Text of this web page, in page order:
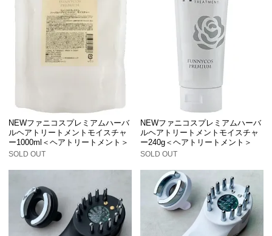
NEWファニコスプレミアムハーバ
ルヘアトリートメントモイスチャ
ー1000ml＜ヘアトリートメント＞
SOLD OUT
NEWファニコスプレミアムハーバ
ルヘアトリートメントモイスチャ
ー240g＜ヘアトリートメント＞
SOLD OUT